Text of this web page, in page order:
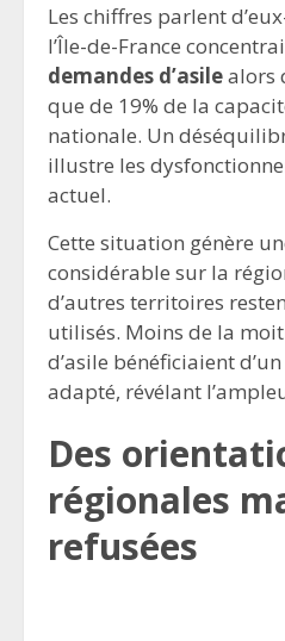
Les chiffres parlent
l’Île-de-France
demandes d’asilealors
que de 19% de la
nationale. Un
illustre les
actuel.
Cette situation génère
considérable sur la
d’autres territoires
utilisés. Moins de la
d’asile bénéficiaient
adapté, révélant
Des
régionales
refusées